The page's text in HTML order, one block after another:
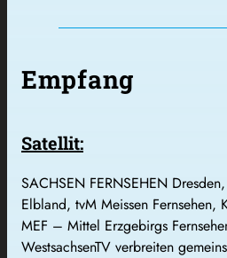
Empfang
Satellit:
SACHSEN FERNSEHEN
Elbland, tvM Meissen Fernsehen,
MEF – Mittel Erzgebirgs
WestsachsenTV verbreiten